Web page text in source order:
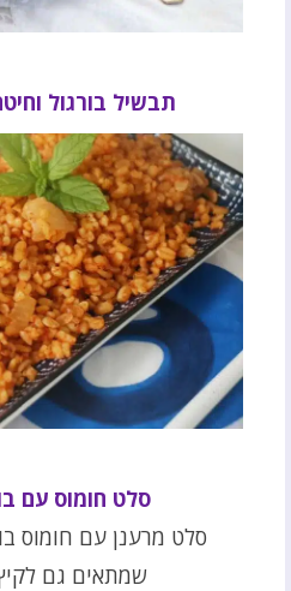
תבשיל בורגול
סלט חומוס עם
סלט מרענן עם חומוס
שמתאים גם